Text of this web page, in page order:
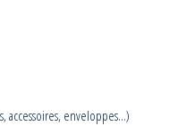
accessoires, enveloppes…)